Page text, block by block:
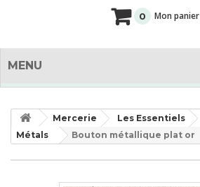
0 Mon panier
MENU
Mercerie Les Essentiels
Métals
Bouton métallique plat or